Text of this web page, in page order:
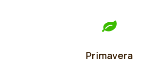
Primavera